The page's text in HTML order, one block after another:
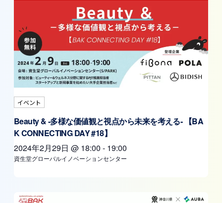
イベント
Beauty & ‐多様な価値観と視点から未来を考える‐ 【BA
K CONNECTING DAY #18】
2024年2月29日 @ 18:00 - 19:00
資生堂グローバルイノベーションセンター